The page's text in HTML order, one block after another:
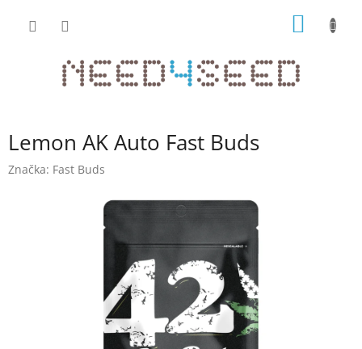
Lemon AK Auto Fast Buds
Značka: Fast Buds